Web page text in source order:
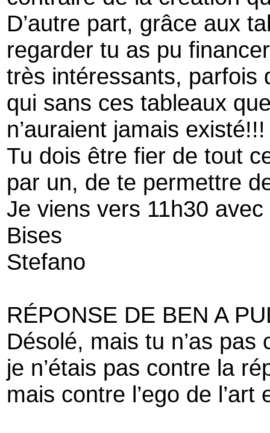
D’autre part, grâce aux
regarder tu as pu
très intéressants, parfois
qui sans ces tableaux
n’auraient jamais existé!!!
Tu dois être fier de tout
par un, de te permettre
Je viens vers 11h30 avec
Bises
Stefano
RÉPONSE DE BEN A
Désolé, mais tu n’as
je n’étais pas contre la
mais contre l’ego de l’art